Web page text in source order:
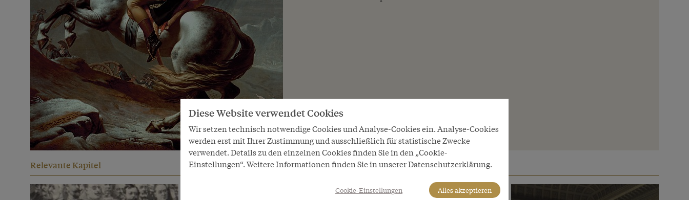
Relevante Kapitel
Diese Website verwendet Cookies
Wir setzen technisch notwendige Cookies und Analyse-Cookies ein. Analyse-Cookies
werden erst mit Ihrer Zustimmung und ausschließlich für statistische Zwecke
verwendet. Details zu den einzelnen Cookies finden Sie in den „Cookie-
Einstellungen“. Weitere Informationen finden Sie in unserer Datenschutzerklärung.
Cookie-Einstellungen Alles akzeptieren